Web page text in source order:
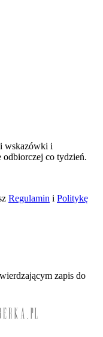
i wskazówki i
co tydzień.
Regulamin i Politykę
zapis do